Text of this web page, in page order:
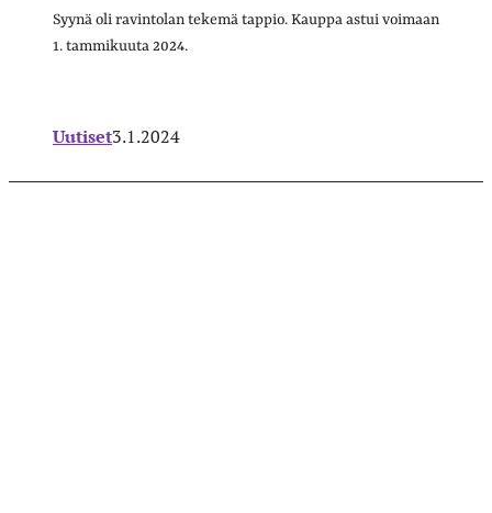
Syynä oli ravintolan tekemä tappio. Kauppa astui voimaan
1. tammikuuta 2024.
Uutiset3.1.2024